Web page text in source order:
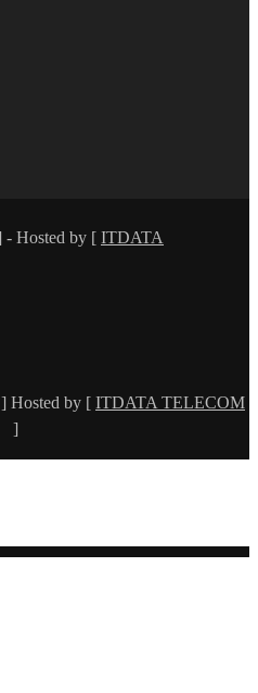
- Hosted by [ ITDATA
] Hosted by [ ITDATA TELECOM
]